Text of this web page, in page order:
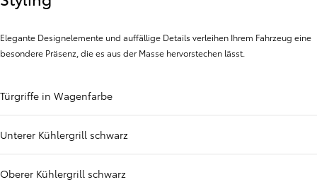
Elegante Designelemente und auffällige Details verleihen Ihrem Fahrzeug eine
besondere Präsenz, die es aus der Masse hervorstechen lässt.
Türgriffe in Wagenfarbe
Unterer Kühlergrill schwarz
Oberer Kühlergrill schwarz